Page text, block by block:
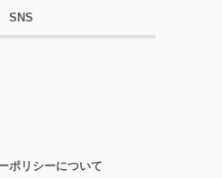
SNS
ポリシーについて